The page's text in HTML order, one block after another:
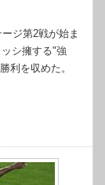
ジ第2戦が始ま
シ擁する"強
利を収めた。